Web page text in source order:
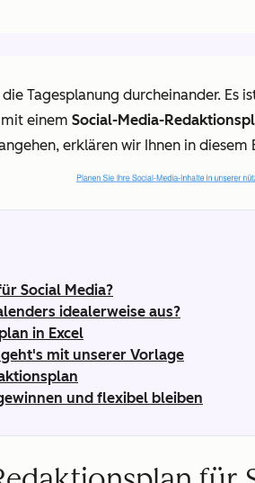
Tagesplanung durcheinander.
einem Social-Media-
erklären wir Ihnen in diesem
Social Media?
idealerweise aus?
in Excel
mit unserer Vorlage
und flexibel bleiben